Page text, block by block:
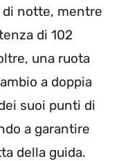
notte, mentre
di 102
una ruota
a doppia
suoi punti di
a garantire
della guida.